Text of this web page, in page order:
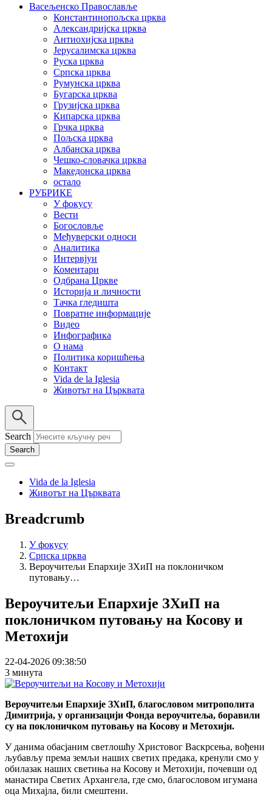
Васељенско Православље
Константинопољска црква
Александријска црква
Антиохијска црква
Јерусалимска црква
Руска црква
Српска црква
Румунска црква
Бугарска црква
Грузијска црква
Кипарска црква
Грчка црква
Пољска црква
Албанска црква
Чешко-словачка црква
Македонска црква
остало
РУБРИКЕ
У фокусу
Вести
Богословље
Међуверски односи
Аналитика
Интервјуи
Коментари
Одбрана Цркве
Историја и личности
Тачка гледишта
Повратне информације
Видео
Инфографика
О нама
Политика коришћења
Контакт
Vida de la Iglesia
Животът на Църквата
Search
Vida de la Iglesia
Животът на Църквата
Breadcrumb
У фокусу
Српска црква
Вероучитељи Епархије ЗХиП на поклоничком
путовању…
Вероучитељи Епархије ЗХиП на
поклоничком путовању на Косову и
Метохији
22-04-2026 09:38:50
3 минута
Вероучитељи Епархије ЗХиП, благословом митрополита
Димитрија, у организацији Фонда вероучитеља, боравили
су на поклоничком путовању на Косову и Метохији.
У данима обасјаним светлошћу Христовог Васкрсења, вођени
љубављу према земљи наших светих предака, кренули смо у
обилазак наших светиња на Косову и Метохији, почевши од
манастира Светих Архангела, где смо, благословом игумана
оца Михајла, били смештени.